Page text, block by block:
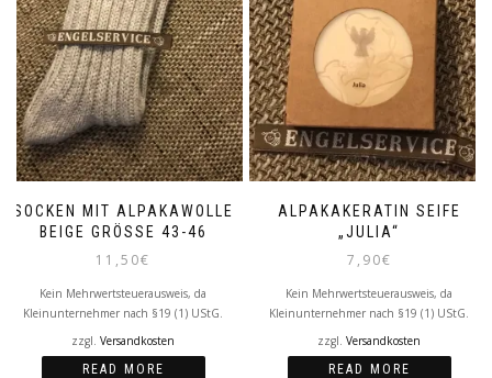
SOCKEN MIT ALPAKAWOLLE
BEIGE GRÖSSE 43-46
11,50€
Kein Mehrwertsteuerausweis, da
Kleinunternehmer nach §19 (1) UStG.
zzgl. Versandkosten
READ MORE
ALPAKAKERATIN SEIFE
„JULIA“
7,90€
Kein Mehrwertsteuerausweis, da
Kleinunternehmer nach §19 (1) UStG.
zzgl. Versandkosten
READ MORE